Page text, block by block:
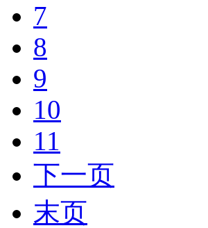
7
8
9
10
11
下一页
末页